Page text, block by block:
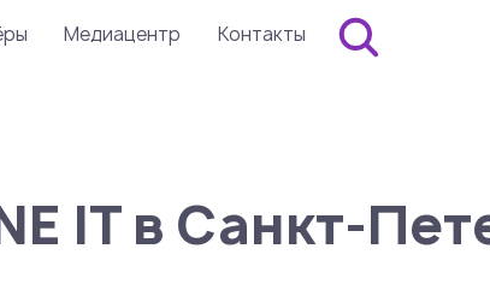
Медиацентр Контакты
IT в Санкт-